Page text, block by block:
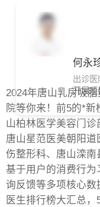
何永
出诊
开展项
2024年唐山乳房吸
院等你来！前5的*
山柏林医学美容门诊
唐山星范医美朝阳
伤整形科、唐山滦
基于用户的消费行
询反馈等多项核心
医生排行榜大汇总